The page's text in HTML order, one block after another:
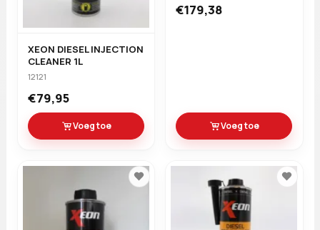
XEON DIESEL INJECTION
CLEANER 1L
12121
€79,95
Voeg toe
€179,38
Voeg toe